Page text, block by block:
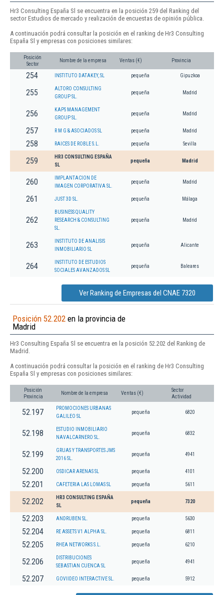
Hr3 Consulting España Sl se encuentra en la posición 259 del Ranking del
sector Estudios de mercado y realización de encuestas de opinión pública.
A continuación podrá consultar la posición en el ranking de Hr3 Consulting
España Sl y empresas con posiciones similares:
Posición
Sector
Nombre de la empresa Ventas (€) Provincia
254 INSTITUTO DATAKEY, SL pequeña Gipuzkoa
255
ALTORO CONSULTING
GROUP SL.
pequeña Madrid
256
KAPS MANAGEMENT
GROUP SL.
pequeña Madrid
257 R M G & ASOCIADOS SL pequeña Madrid
258 RAICES DE ROBLE S.L. pequeña Sevilla
259
HR3 CONSULTING ESPAÑA
SL
pequeña Madrid
260
IMPLANTACION DE
IMAGEN CORPORATIVA SL.
pequeña Madrid
261 JUST 3D SL. pequeña Málaga
262
BUSINESS QUALITY
RESEARCH & CONSULTING
SL.
pequeña Madrid
263
INSTITUTO DE ANALISIS
INMOBILIARIO SL
pequeña Alicante
264
INSTITUTO DE ESTUDIOS
SOCIALES AVANZADOS SL
pequeña Baleares
Ver Ranking de Empresas del CNAE 7320
Posición 52.202 en la provincia de
Madrid
Hr3 Consulting España Sl se encuentra en la posición 52.202 del Ranking de
Madrid.
A continuación podrá consultar la posición en el ranking de Hr3 Consulting
España Sl y empresas con posiciones similares:
Posición
Provincia
Nombre de la empresa Ventas (€)
Sector
Actividad
52.197
PROMOCIONES URBANAS
GALILEO SL
pequeña 6820
52.198
ESTUDIO INMOBILIARIO
NAVALCARNERO SL.
pequeña 6832
52.199
GRUAS Y TRANSPORTES JMS
2016 SL.
pequeña 4941
52.200 OSDICAR ARENAS SL pequeña 4101
52.201 CAFETERIA LAS LOMAS SL pequeña 5611
52.202
HR3 CONSULTING ESPAÑA
SL
pequeña 7320
52.203 ANDRUBEN SL. pequeña 5630
52.204 RE ASSETS V1 ALPHA SL. pequeña 6811
52.205 RHEA NETWORKS S.L. pequeña 6210
52.206
DISTRIBUCIONES
SEBASTIAN CUENCA SL
pequeña 4941
52.207 GOVIIDEO INTERACTIVE SL. pequeña 5912